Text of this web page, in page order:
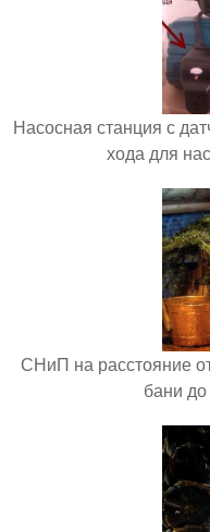
Насосная станция с
хода для
СНиП на расстояние
бани